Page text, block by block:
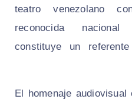
teatro venezolano
reconocida nacional
constituye un
El homenaje